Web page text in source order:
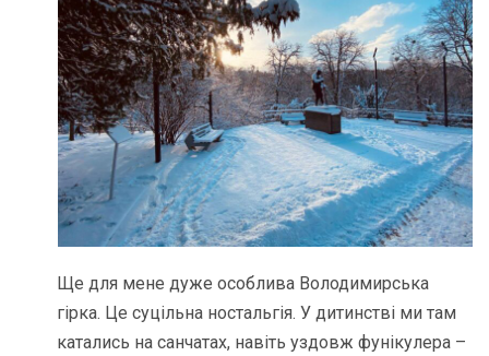
Ще для мене дуже особлива Володимирська
гірка. Це суцільна ностальгія. У дитинстві ми там
катались на санчатах, навіть уздовж фунікулера –